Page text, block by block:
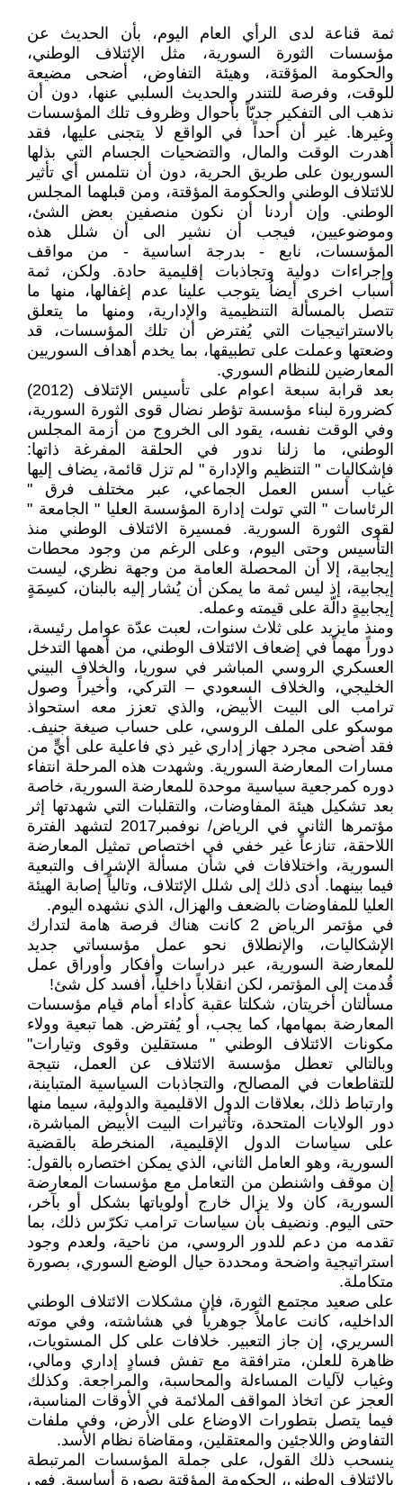
ثمة قناعة لدى الرأي العام اليوم، بأن الحديث عن
مؤسسات الثورة السورية، مثل الإئتلاف الوطني،
والحكومة المؤقتة، وهيئة التفاوض، أضحى مضيعة
للوقت، وفرصة للتندر والحديث السلبي عنها، دون أن
نذهب الى التفكير جديّاً بأحوال وظروف تلك المؤسسات
وغيرها. غير أن أحداً في الواقع لا يتجنى عليها، فقد
أهدرت الوقت والمال، والتضحيات الجسام التي بذلها
السوريون على طريق الحرية، دون أن نتلمس أي تأثير
للائتلاف الوطني والحكومة المؤقتة، ومن قبلهما المجلس
الوطني. وإن أردنا أن نكون منصفين بعض الشئ،
وموضوعيين، فيجب أن نشير الى أن شلل هذه
المؤسسات، نابع - بدرجة اساسية - من مواقف
وإجراءات دولية وتجاذبات إقليمية حادة. ولكن، ثمة
أسباب اخرى أيضاُ يتوجب علينا عدم إغفالها، منها ما
تتصل بالمسألة التنظيمية والإدارية، ومنها ما يتعلق
بالاستراتيجيات التي يُفترض أن تلك المؤسسات، قد
وضعتها وعملت على تطبيقها، بما يخدم أهداف السوريين
المعارضين للنظام السوري.
بعد قرابة سبعة اعوام على تأسيس الإئتلاف (2012)
كضرورة لبناء مؤسسة تؤطر نضال قوى الثورة السورية،
وفي الوقت نفسه، يقود الى الخروج من أزمة المجلس
الوطني، ما زلنا ندور في الحلقة المفرغة ذاتها:
فإشكاليات " التنظيم والإدارة " لم تزل قائمة، يضاف إليها
غياب أسس العمل الجماعي، عبر مختلف فرق "
الرئاسات " التي تولت إدارة المؤسسة العليا " الجامعة "
لقوى الثورة السورية. فمسيرة الائتلاف الوطني منذ
التأسيس وحتى اليوم، وعلى الرغم من وجود محطات
إيجابية، إلا أن المحصلة العامة من وجهة نظري، ليست
إيجابية، إذ ليس ثمة ما يمكن أن يُشار إليه بالبنان، كسِمَةٍ
إيجابيةٍ دالّة على قيمته وعمله.
ومنذ مايزيد على ثلاث سنوات، لعبت عدّة عوامل رئيسة،
دوراً مهماً في إضعاف الائتلاف الوطني، من أهمها التدخل
العسكري الروسي المباشر في سوريا، والخلاف البيني
الخليجي، والخلاف السعودي – التركي، وأخيراً وصول
ترامب الى البيت الأبيض، والذي تعزز معه استحواذ
موسكو على الملف الروسي، على حساب صيغة جنيف.
فقد أضحى مجرد جهاز إداري غير ذي فاعلية على أيٍّ من
مسارات المعارضة السورية. وشهدت هذه المرحلة انتفاء
دوره كمرجعية سياسية موحدة للمعارضة السورية، خاصة
بعد تشكيل هيئة المفاوضات، والتقلبات التي شهدتها إثر
مؤتمرها الثاني في الرياض/ نوفمبر2017 لتشهد الفترة
اللاحقة، تنازعاً غير خفي في اختصاص تمثيل المعارضة
السورية، واختلافات في شأن مسألة الإشراف والتبعية
فيما بينهما. أدى ذلك إلى شلل الإئتلاف، وتالياً إصابة الهيئة
العليا للمفاوضات بالضعف والهزال، الذي نشهده اليوم.
في مؤتمر الرياض 2 كانت هناك فرصة هامة لتدارك
الإشكاليات، والإنطلاق نحو عمل مؤسساتي جديد
للمعارضة السورية، عبر دراسات وأفكار وأوراق عمل
قُدمت إلى المؤتمر، لكن انقلاباً داخلياً، أفسد كل شئ!
مسألتان أخريتان، شكلتا عقبة كأداء أمام قيام مؤسسات
المعارضة بمهامها، كما يجب، أو يُفترض. هما تبعية وولاء
مكونات الائتلاف الوطني " مستقلين وقوى وتيارات"
وبالتالي تعطل مؤسسة الائتلاف عن العمل، نتيجة
للتقاطعات في المصالح، والتجاذبات السياسية المتباينة،
وارتباط ذلك، بعلاقات الدول الاقليمية والدولية، سيما منها
دور الولايات المتحدة، وتأثيرات البيت الأبيض المباشرة،
على سياسات الدول الإقليمية، المنخرطة بالقضية
السورية، وهو العامل الثاني، الذي يمكن اختصاره بالقول:
إن موقف واشنطن من التعامل مع مؤسسات المعارضة
السورية، كان ولا يزال خارج أولوياتها بشكل أو بآخر،
حتى اليوم. ونضيف بأن سياسات ترامب تكرّس ذلك، بما
تقدمه من دعم للدور الروسي، من ناحية، ولعدم وجود
استراتيجية واضحة ومحددة حيال الوضع السوري، بصورة
متكاملة.
على صعيد مجتمع الثورة، فإن مشكلات الائتلاف الوطني
الداخليه، كانت عاملاً جوهرياً في هشاشته، وفي موته
السريري، إن جاز التعبير. خلافات على كل المستويات،
ظاهرة للعلن، مترافقة مع تفش فسادٍ إداري ومالي،
وغياب لآليات المساءلة والمحاسبة، والمراجعة. وكذلك
العجز عن اتخاذ المواقف الملائمة في الأوقات المناسبة،
فيما يتصل بتطورات الاوضاع على الأرض، وفي ملفات
التفاوض واللاجئين والمعتقلين، ومقاضاة نظام الأسد.
ينسحب ذلك القول، على جملة المؤسسات المرتبطة
بالإئتلاف الوطني، الحكومة المؤقتة بصورة أساسية. فهي